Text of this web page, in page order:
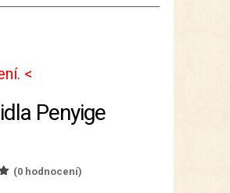
<
Penyige
(0 hodnocení)